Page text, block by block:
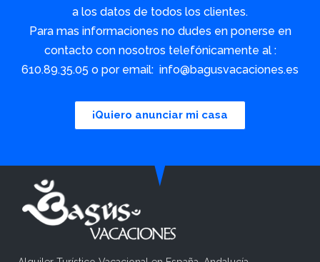
a los datos de todos los clientes.
Para mas informaciones no dudes en ponerse en
contacto con nosotros telefónicamente al :
610.89.35.05 o por email: info@bagusvacaciones.es
¡Quiero anunciar mi casa